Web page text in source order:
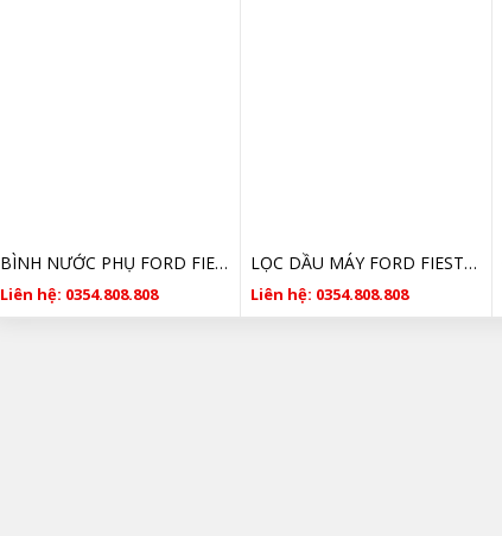
BÌNH NƯỚC PHỤ FORD FIESTA 2014- 2017 8V218K218AB GIÁ TỐT
Liên hệ: 0354.808.808
LỌC DẦU MÁY FORD FIESTA , FOCUS BE8Z6731AB GIÁ TỐT
Liên hệ: 0354.808.808